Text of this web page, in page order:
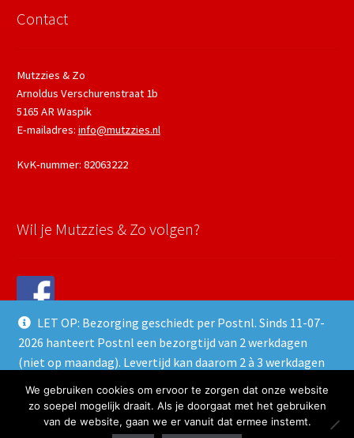
LET OP: Bezorging geschiedt per Postnl. Sinds 11-07-
2026 hanteert Postnl een bezorgtijd van 2 werkdagen
(niet op maandag). Levertijd kan daarom 2 à 3 werkdagen
duren.
Negeren
Contact
Mutzzies & Zo
Arnoldus Verschurenstraat 1b
5165 AR Waspik
E-mailadres: info@mutzzies.nl
KvK-nummer: 82063222
Wil je Mutzzies & Zo volgen?
© 2023 Mutzzies & Zo - Powered and maintained bywinkeltjes.net
We gebruiken cookies om ervoor te zorgen dat onze website
zo soepel mogelijk draait. Als je doorgaat met het gebruiken
van de website, gaan we er vanuit dat ermee instemt.